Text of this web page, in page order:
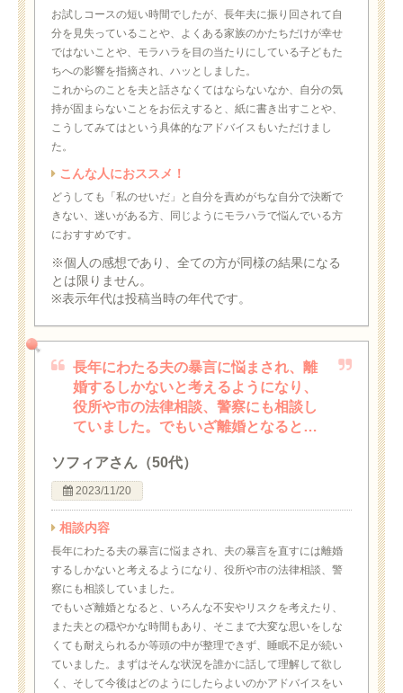
お試しコースの短い時間でしたが、長年夫に振り回されて自
分を見失っていることや、よくある家族のかたちだけが幸せ
ではないことや、モラハラを目の当たりにしている子どもた
ちへの影響を指摘され、ハッとしました。
これからのことを夫と話さなくてはならないなか、自分の気
持が固まらないことをお伝えすると、紙に書き出すことや、
こうしてみてはという具体的なアドバイスもいただけまし
た。
こんな人におススメ！
どうしても「私のせいだ」と自分を責めがちな自分で決断で
きない、迷いがある方、同じようにモラハラで悩んでいる方
におすすめです。
※個人の感想であり、全ての方が同様の結果になる
とは限りません。
※表示年代は投稿当時の年代です。
長年にわたる夫の暴言に悩まされ、離
婚するしかないと考えるようになり、
役所や市の法律相談、警察にも相談し
ていました。でもいざ離婚となると…
ソフィアさん（50代）
2023/11/20
相談内容
長年にわたる夫の暴言に悩まされ、夫の暴言を直すには離婚
するしかないと考えるようになり、役所や市の法律相談、警
察にも相談していました。
でもいざ離婚となると、いろんな不安やリスクを考えたり、
また夫との穏やかな時間もあり、そこまで大変な思いをしな
くても耐えられるか等頭の中が整理できず、睡眠不足が続い
ていました。まずはそんな状況を誰かに話して理解して欲し
く、そして今後はどのようにしたらよいのかアドバイスをい